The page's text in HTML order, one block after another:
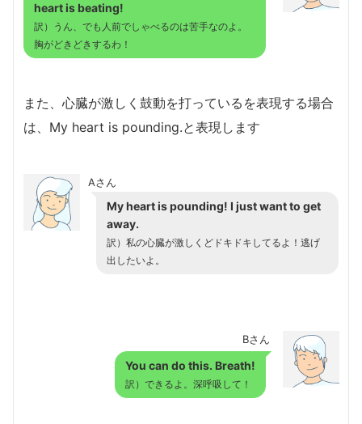
heart is beating!
訳）うん、でも人前でしゃべるのは苦手なのよ。
胸がどきどきするわ！
また、心臓が激しく鼓動を打っているを表現する場合
は、My heart is pounding.と表現します
Aさん
My heart is pounding! I just want to get
away.
訳）私の心臓が激しくどドキドキしてるよ！逃げ
出したいよ。
Bさん
You can do this. Breath!
訳）できるよ。深呼吸して！